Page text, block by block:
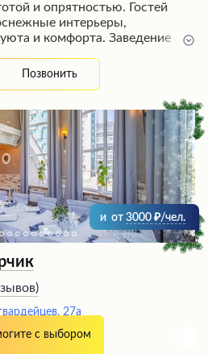
и опрятностью. Гостей
интерьеры,
и комфорта. Заведение
делает его привлекательным
Здесь можно
СПА-процедурами,
гостеприимством в
и изысканности.
Позвонить
и от 3000 /чел.
)
27а
с выбором